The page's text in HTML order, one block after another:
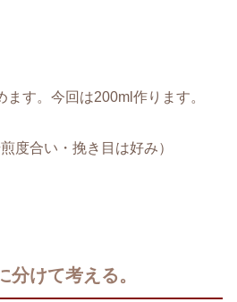
ます。今回は200ml作ります。
度合い・挽き目は好み）
分けて考える。